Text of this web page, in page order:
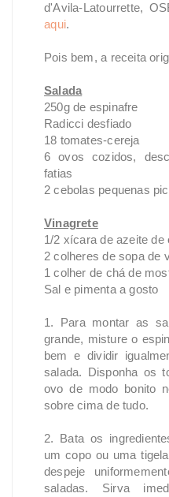
d'Avila-Latourrette,
aqui.
Pois bem, a receita
Salada
250g de espinafre
Radicci desfiado
18 tomates-cereja
6 ovos cozidos,
fatias
2 cebolas pequenas
Vinagrete
1/2 xícara de azeite de
2 colheres de sopa de
1 colher de chá de
Sal e pimenta a gosto
1. Para montar as
grande, misture o
bem e dividir
salada. Disponha os
ovo de modo bonito
sobre cima de tudo.
2. Bata os
um copo ou uma
despeje
saladas. Sirva